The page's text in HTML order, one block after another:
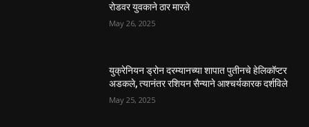
रोडवर युवकाने ठार मारले
May 26, 2025
युक्रेनियन ड्रोन दरम्यानच्या शापात पुतीनचे हेलिकॉप्टर
अडकले, त्यानंतर रशियन सैन्याने आश्चर्यकारक दर्शविले
May 25, 2025